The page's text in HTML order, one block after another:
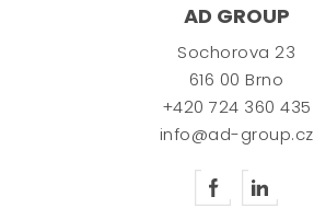
AD GROUP
Sochorova 23
616 00 Brno
+420 724 360 435
info@ad-group.cz